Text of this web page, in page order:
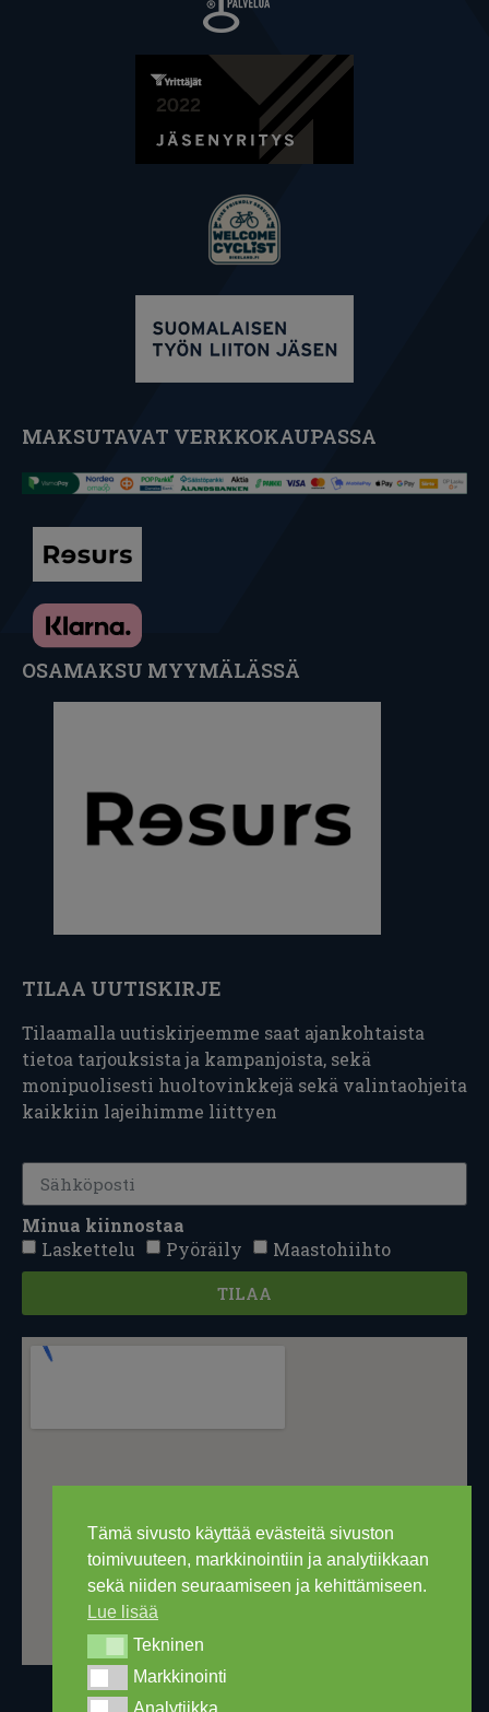
Tämä sivusto käyttää evästeitä sivuston
toimivuuteen, markkinointiin ja analytiikkaan
sekä niiden seuraamiseen ja kehittämiseen.
Lue lisää
TekninenTekninen
MarkkinointiMarkkinointi
AnalytiikkaAnalytiikka
MAKSUTAVAT VERKKOKAUPASSA
OSAMAKSU MYYMÄLÄSSÄ
TILAA UUTISKIRJE
Tilaamalla uutiskirjeemme saat ajankohtaista
tietoa tarjouksista ja kampanjoista, sekä
monipuolisesti huoltovinkkejä sekä valintaohjeita
kaikkiin lajeihimme liittyen
Minua kiinnostaa
Laskettelu
Pyöräily Maastohiihto
TILAA